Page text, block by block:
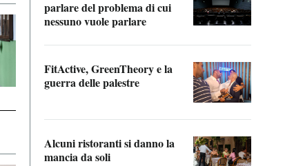
parlare del problema di cui
nessuno vuole parlare
FitActive, GreenTheory e la
guerra delle palestre
Alcuni ristoranti si danno la
mancia da soli